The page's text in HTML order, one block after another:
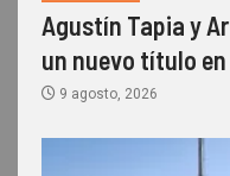
Agustín Tapia y
un nuevo título
9 agosto, 2026